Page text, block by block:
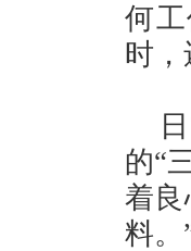
何
时，
的“
着
料。